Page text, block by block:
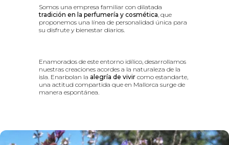
Somos una empresa familiar con dilatada
tradición en la perfumería y cosmética, que
proponemos una línea de personalidad única para
su disfrute y bienestar diarios.
Enamorados de este entorno idílico, desarrollamos
nuestras creaciones acordes a la naturaleza de la
isla. Enarbolan la alegría de vivir como estandarte,
una actitud compartida que en Mallorca surge de
manera espontánea.